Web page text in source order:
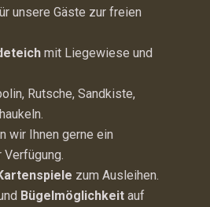
unsere Gäste zur freien
mit Liegewiese und
Rutsche, Sandkiste,
wir Ihnen gerne ein
Verfügung.
zum Ausleihen.
Bügelmöglichkeitauf